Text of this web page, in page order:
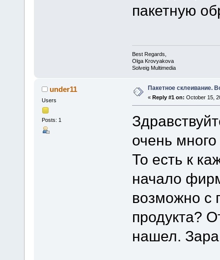
пакетную
Best Regards,
Olga Krovyakova
Solveig Multimedia
under11
Users
Posts: 1
Пакетное склеивание.
« Reply #1 on: October 15,
очень
То есть к
начало
возможно с
продукта?
нашел.